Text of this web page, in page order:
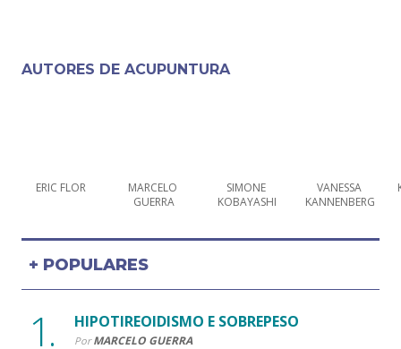
AUTORES DE ACUPUNTURA
ERIC FLOR
MARCELO
GUERRA
SIMONE
KOBAYASHI
VANESSA
KANNENBERG
+ POPULARES
HIPOTIREOIDISMO E SOBREPESO
Por MARCELO GUERRA